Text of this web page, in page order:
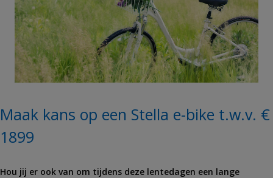
Maak kans op een Stella e-bike t.w.v. €
1899
Hou jij er ook van om tijdens deze lentedagen een lange